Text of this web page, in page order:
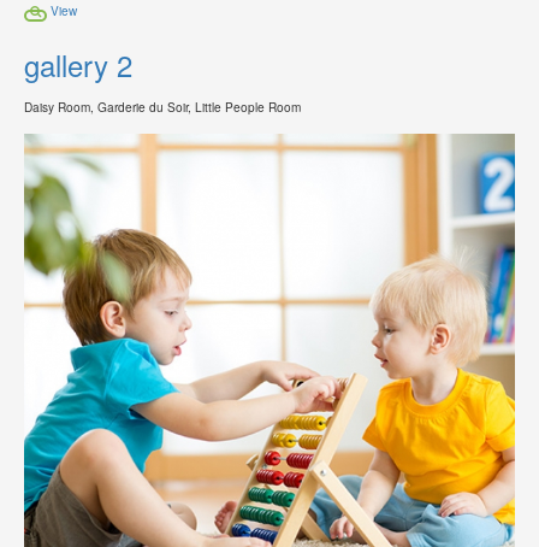
View
gallery 2
Daisy Room, Garderie du Soir, Little People Room